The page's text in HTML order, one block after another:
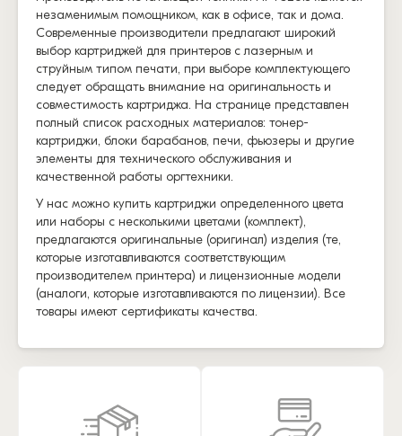
незаменимым помощником, как в офисе, так и дома.
Современные производители предлагают широкий
выбор картриджей для принтеров с лазерным и
струйным типом печати, при выборе комплектующего
следует обращать внимание на оригинальность и
совместимость картриджа. На странице представлен
полный список расходных материалов: тонер-
картриджи, блоки барабанов, печи, фьюзеры и другие
элементы для технического обслуживания и
качественной работы оргтехники.
У нас можно купить картриджи определенного цвета
или наборы с несколькими цветами (комплект),
предлагаются оригинальные (оригинал) изделия (те,
которые изготавливаются соответствующим
производителем принтера) и лицензионные модели
(аналоги, которые изготавливаются по лицензии). Все
товары имеют сертификаты качества.